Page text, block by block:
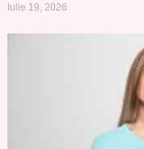
Iulie 19, 2026